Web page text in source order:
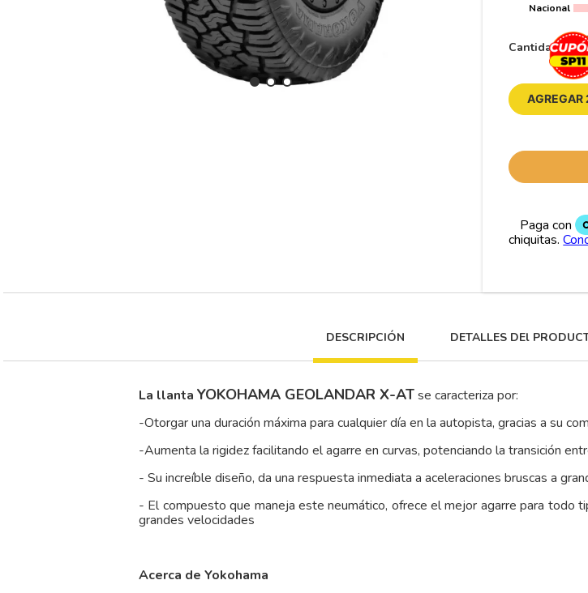
Nacional
Cantidad
AGREGAR
DESCRIPCIÓN DETALLES DEl
La llanta YOKOHAMA GEOLANDAR X-ATse caracteriza por:
-Otorgar una duración máxima para cualquier día en la autopista, gracias a su
-Aumenta la rigidez facilitando el agarre en curvas, potenciando la transición
- Su increíble diseño, da una respuesta inmediata a aceleraciones bruscas a
- El compuesto que maneja este neumático, ofrece el mejor agarre para todo
grandes velocidades
Acerca de Yokohama